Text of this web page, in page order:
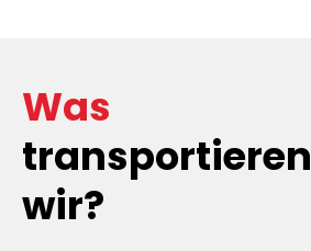
Was
transportieren
wir?